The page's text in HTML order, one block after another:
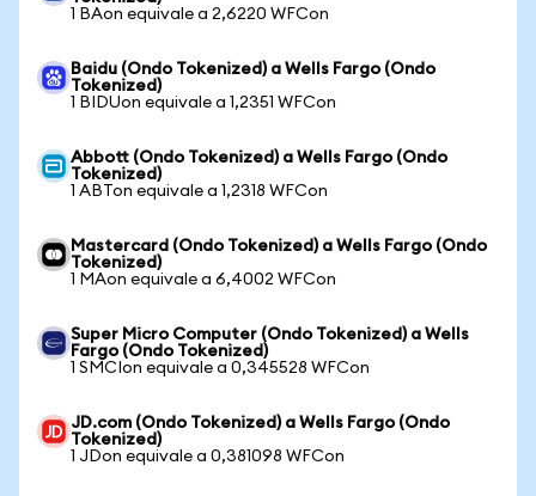
1 BAon equivale a 2,6220 WFCon
Baidu (Ondo Tokenized) a Wells Fargo (Ondo
Tokenized)
1 BIDUon equivale a 1,2351 WFCon
Abbott (Ondo Tokenized) a Wells Fargo (Ondo
Tokenized)
1 ABTon equivale a 1,2318 WFCon
Mastercard (Ondo Tokenized) a Wells Fargo (Ondo
Tokenized)
1 MAon equivale a 6,4002 WFCon
Super Micro Computer (Ondo Tokenized) a Wells
Fargo (Ondo Tokenized)
1 SMCIon equivale a 0,345528 WFCon
JD.com (Ondo Tokenized) a Wells Fargo (Ondo
Tokenized)
1 JDon equivale a 0,381098 WFCon